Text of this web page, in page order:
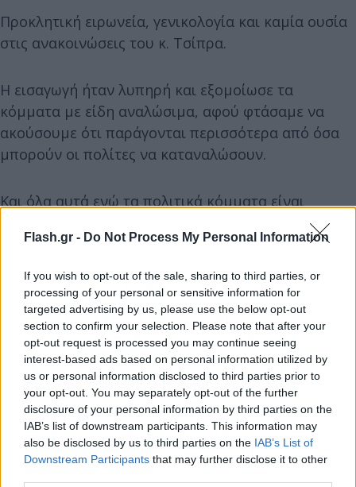
Flash.gr - Do Not Process My Personal Information
If you wish to opt-out of the sale, sharing to third parties, or
processing of your personal or sensitive information for
targeted advertising by us, please use the below opt-out
section to confirm your selection. Please note that after your
opt-out request is processed you may continue seeing
interest-based ads based on personal information utilized by
us or personal information disclosed to third parties prior to
your opt-out. You may separately opt-out of the further
disclosure of your personal information by third parties on the
IAB’s list of downstream participants. This information may
also be disclosed by us to third parties on the IAB’s List of
Downstream Participants that may further disclose it to other
Προκλητική ειρωνεία, γενικολογία και καμία ουσία
στις ανακοινώσεις του κ. Τσίπρα.
Η εισαγωγή ήταν λυπηρή και εξομοίωσε τα
κόμματα με είδη αναλώσιμα, αφού φτάσαμε να
ακούσουμε ότι παράγονται περισσότερα από όσα
μπορούν οι πολίτες να καταναλώσουν.
Και όλα αυτά ενώ τα πολιτικά κόμματα είναι